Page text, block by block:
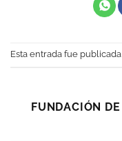
Esta entrada fue
FUNDACIÓN